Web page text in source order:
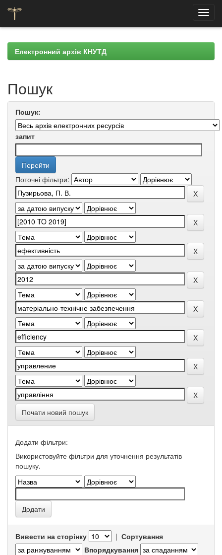
navigationЕлектронний архів КНУТД
Пошук
Пошук:
запит
Поточні фільтри:
Почати новий пошук
Додати фільтри:
Використовуйте фільтри для уточнення результатів
пошуку.
Вивести на сторінку | Сортування
Впорядкування